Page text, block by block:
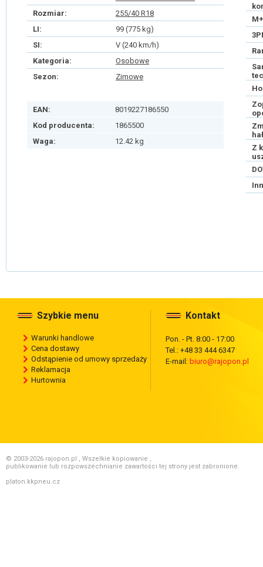
Rozmiar:
255/40 R18
LI:
99 (775 kg)
SI:
V (240 km/h)
Kategoria:
Osobowe
Sezon:
Zimowe
EAN:
8019227186550
Kod producenta:
1865500
Waga:
12.42 kg
Z
Szybkie menu
Warunki handlowe
Cena dostawy
Odstąpienie od umowy sprzedaży
Reklamacja
Hurtownia
Kontakt
Pon. - Pt. 8:00 - 17:00
Tel.: +48 33 444 6347
E-mail: biuro@rajopon.pl
© 2003-2026 rajopon.pl , Wszelkie kopiowanie ,
publikowanie lub rozpowszechnianie zawartości tej strony jest zabronione.
platon.kkpneu.cz